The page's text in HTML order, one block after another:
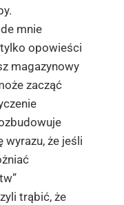
mnie
opowieści
magazynowy
zacząć
że jeśli
trąbić, że